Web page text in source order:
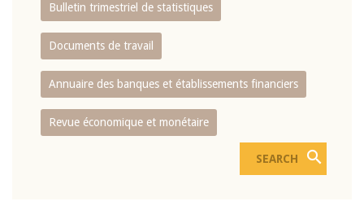
Bulletin trimestriel de statistiques
Documents de travail
Annuaire des banques et établissements financiers
Revue économique et monétaire